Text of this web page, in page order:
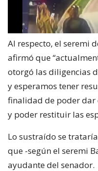
Al respecto, el seremi
afirmó que
otorgó las diligencias
y esperamos tener
finalidad de poder dar
y poder restituir las
Lo sustraído se
que -según el seremi
ayudante del senador.